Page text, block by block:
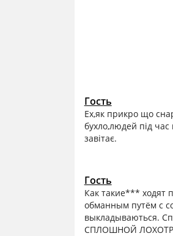
Гость
Ех,як прикро що
бухло,людей під
завітає.
Гость
Как такие*** ходят
обманным путём с
выкладываються.
СПЛОШНОЙ